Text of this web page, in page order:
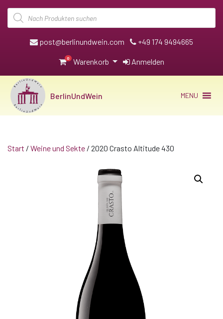
Products
search
post@berlinundwein.com +49 174 9494665
0 Warenkorb Anmelden
BerlinUndWein MENU
Start / Weine und Sekte / 2020 Crasto Altitude 430